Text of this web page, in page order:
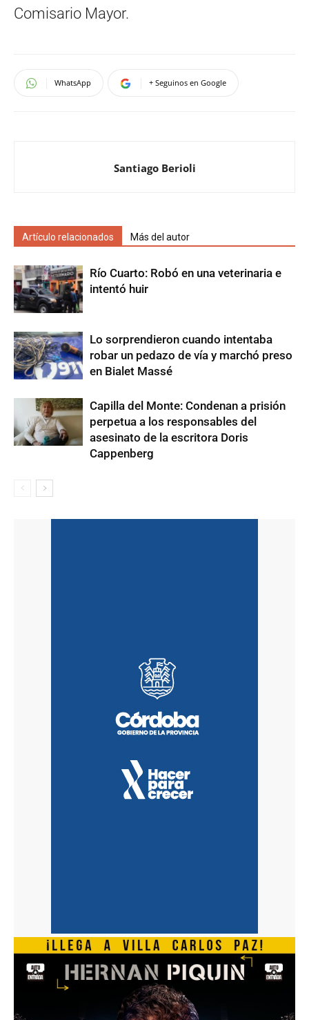
Comisario Mayor.
WhatsApp + Seguinos en Google
Santiago Berioli
Artículo relacionados Más del autor
Río Cuarto: Robó en una veterinaria e
intentó huir
Lo sorprendieron cuando intentaba
robar un pedazo de vía y marchó preso
en Bialet Massé
Capilla del Monte: Condenan a prisión
perpetua a los responsables del
asesinato de la escritora Doris
Cappenberg